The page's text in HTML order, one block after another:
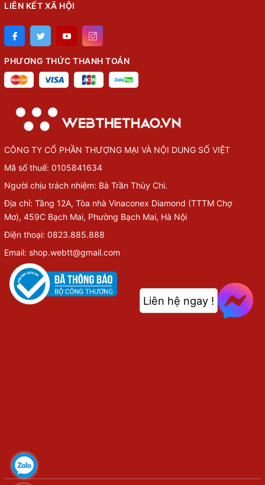
LIÊN KẾT XÃ HỘI
PHƯƠNG THỨC THANH TOÁN
CÔNG TY CỔ PHẦN THƯỢNG MẠI VÀ NỘI DUNG SỐ VIỆT
Mã số thuế: 0105841634
Người chịu trách nhiệm: Bà Trần Thùy Chi.
Địa chỉ: Tầng 12A, Tòa nhà Vinaconex Diamond (TTTM Chợ
Mơ), 459C Bạch Mai, Phường Bạch Mai, Hà Nội
Điện thoại: 0823.885.888
Email: shop.webtt@gmail.com
Liên hệ ngay !